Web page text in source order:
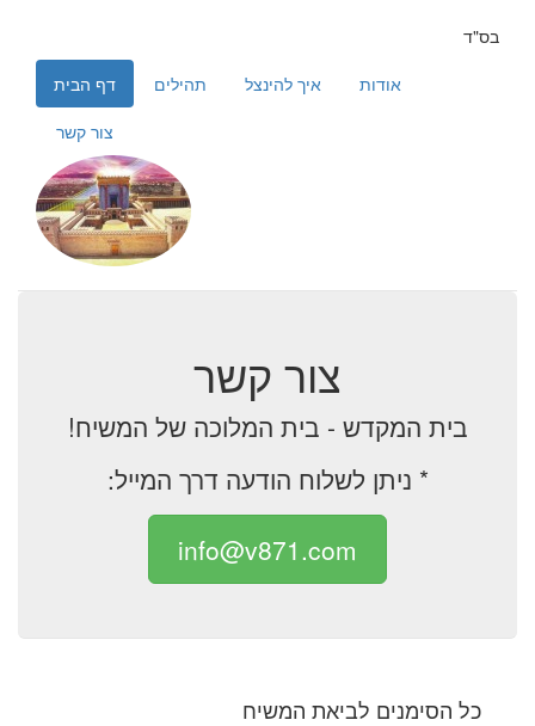
בס"ד
דף הבית
תהילים איך להינצל
אודות
צור קשר
צור קשר
בית המקדש - בית המלוכה של המשיח!
* ניתן לשלוח הודעה דרך המייל:
info@v871.com
כל הסימנים לביאת המשיח